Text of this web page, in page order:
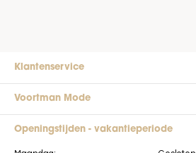
Klantenservice
Voortman Mode
Openingstijden - vakantieperiode